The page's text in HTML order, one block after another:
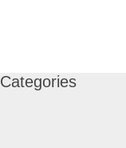
Categories